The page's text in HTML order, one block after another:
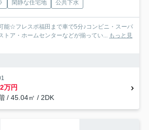
閑静な住宅地 公共下水
能☆フレスポ福田まで車で5分♪コンビニ・スーパ
トア・ホームセンターなどが揃ってい... もっと見
万円
/ 45.04㎡ / 2DK